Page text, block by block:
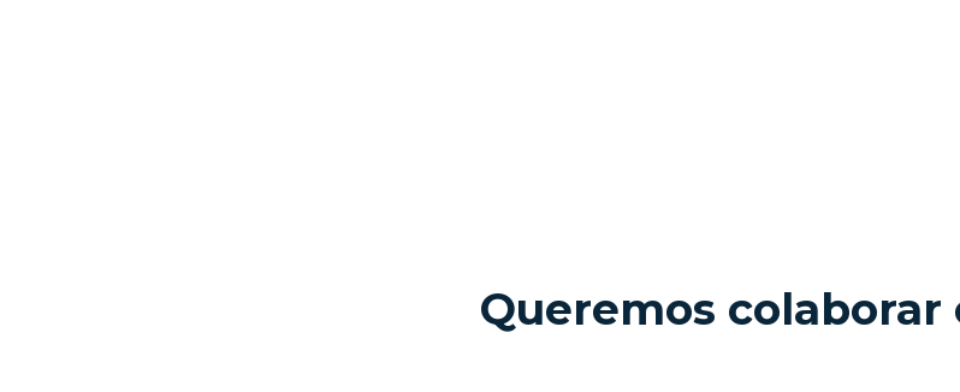
Queremos colaborar